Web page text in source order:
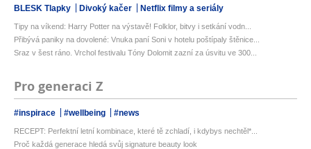
BLESK Tlapky Divoký kačer Netflix filmy a seriály
Tipy na víkend: Harry Potter na výstavě! Folklor, bitvy i setkání vodn...
Přibývá paniky na dovolené: Vnuka paní Soni v hotelu poštípaly štěnice...
Sraz v šest ráno. Vrchol festivalu Tóny Dolomit zazní za úsvitu ve 300...
Pro generaci Z
#inspirace #wellbeing #news
RECEPT: Perfektní letní kombinace, které tě zchladí, i kdybys nechtěl*...
Proč každá generace hledá svůj signature beauty look